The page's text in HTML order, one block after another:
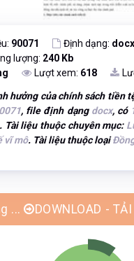
90071 Định dạng: docx
lượng: 240 Kb
Lượt xem: 618
hưởng của chính sách tiền
, file định dạng docx, có
Tài liệu thuộc chuyên mục:
vĩ mô. Tài liệu thuộc loại
DOWNLOAD - TẢI TÀI